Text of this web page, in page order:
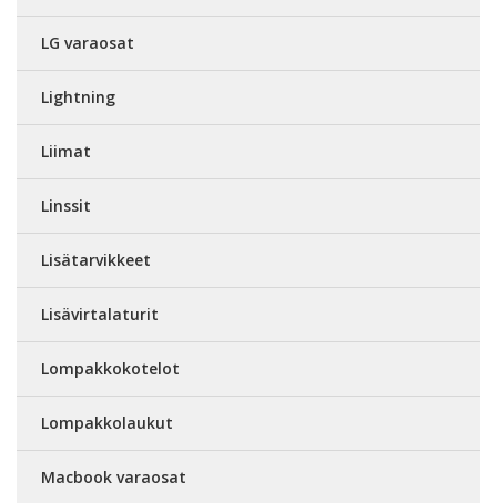
LG varaosat
Lightning
Liimat
Linssit
Lisätarvikkeet
Lisävirtalaturit
Lompakkokotelot
Lompakkolaukut
Macbook varaosat